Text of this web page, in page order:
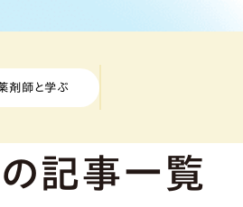
剤師と学ぶ
の記事一覧